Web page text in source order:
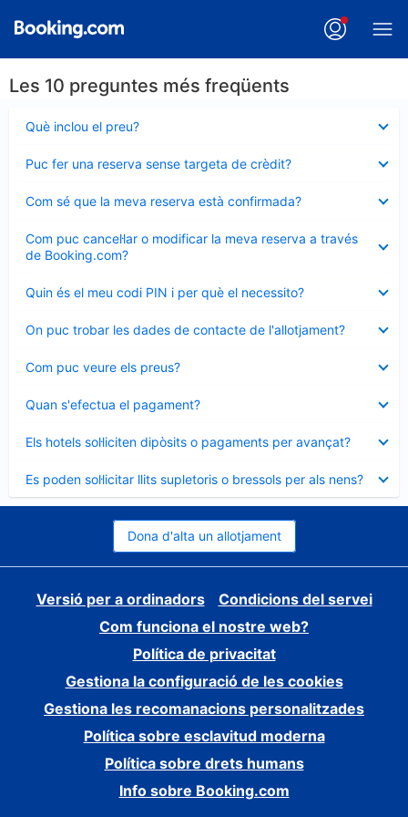
Les 10 preguntes més freqüents
Què inclou el preu?
tancat
Puc fer una reserva sense targeta de crèdit?
tancat
Com sé que la meva reserva està confirmada?
tancat
Com puc cancel·lar o modificar la meva reserva a través
de Booking.com?
tancat
Quin és el meu codi PIN i per què el necessito?
tancat
On puc trobar les dades de contacte de l'allotjament?
tancat
Com puc veure els preus?
tancat
Quan s'efectua el pagament?
tancat
Els hotels sol·liciten dipòsits o pagaments per avançat?
tancat
Es poden sol·licitar llits supletoris o bressols per als nens?
tancat
Dona d'alta un allotjament
Versió per a ordinadors
Condicions del servei
Com funciona el nostre web?
Política de privacitat
Gestiona la configuració de les cookies
Gestiona les recomanacions personalitzades
Política sobre esclavitud moderna
Política sobre drets humans
Info sobre Booking.com